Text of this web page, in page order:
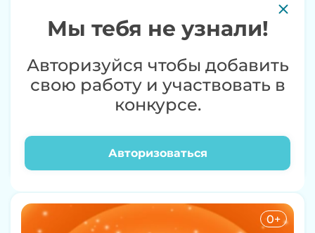
Мы тебя не узнали!
Авторизуйся чтобы добавить
свою работу и участвовать в
конкурсе.
Авторизоваться
Буба
0+